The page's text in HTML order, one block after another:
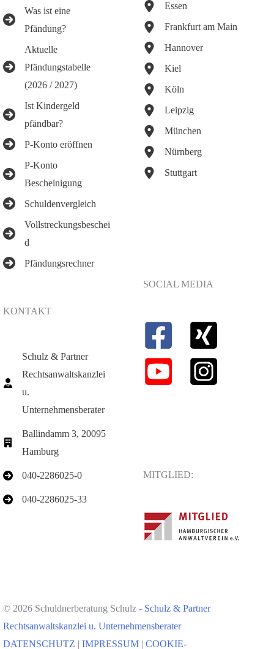
Was ist eine
Pfändung?
Aktuelle
Pfändungstabelle
(2026 / 2027)
Ist Kindergeld
pfändbar?
P-Konto eröffnen
P-Konto
Bescheinigung
Schuldenvergleich
Vollstreckungsbeschei
d
Pfändungsrechner
Essen
Frankfurt am Main
Hannover
Kiel
Köln
Leipzig
München
Nürnberg
Stuttgart
KONTAKT
Schulz & Partner
Rechtsanwaltskanzlei
u.
Unternehmensberater
Ballindamm 3, 20095
Hamburg
040-2286025-0
040-2286025-33
SOCIAL MEDIA
MITGLIED:
© 2026 Schuldnerberatung Schulz - Schulz & Partner
Rechtsanwaltskanzlei u. Unternehmensberater
DATENSCHUTZ | IMPRESSUM | COOKIE-